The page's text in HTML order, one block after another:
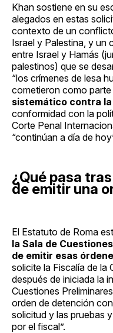
Khan sostiene en su
alegados en estas
contexto de un
Israel y Palestina, y un
entre Israel y Hamás
palestinos) que se
“los crímenes de lesa
cometieron como parte
sistemático contra
conformidad con la
Corte Penal
“continúan a día de
¿Qué pasa
de emitir una
El Estatuto de Roma
la Sala de
de emitir esas
solicite la Fiscalía de la
después de iniciada la
Cuestiones
orden de detención
solicitud y las pruebas
por el fiscal”.